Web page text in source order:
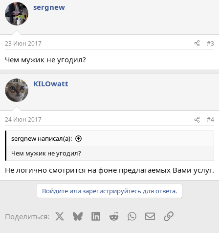
sergnew
23 Июн 2017 #3
Чем мужик не угодил?
KILOwatt
24 Июн 2017 #4
sergnew написал(а):
Чем мужик не угодил?
Не логично смотрится на фоне предлагаемых Вами услуг.
Войдите или зарегистрируйтесь для ответа.
Поделиться: BlueskyLinkedIn
RedditWhatsAppЭлектронная
Ссылка